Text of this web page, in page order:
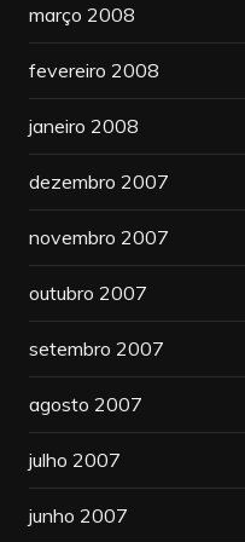
março 2008
fevereiro 2008
janeiro 2008
dezembro 2007
novembro 2007
outubro 2007
setembro 2007
agosto 2007
julho 2007
junho 2007